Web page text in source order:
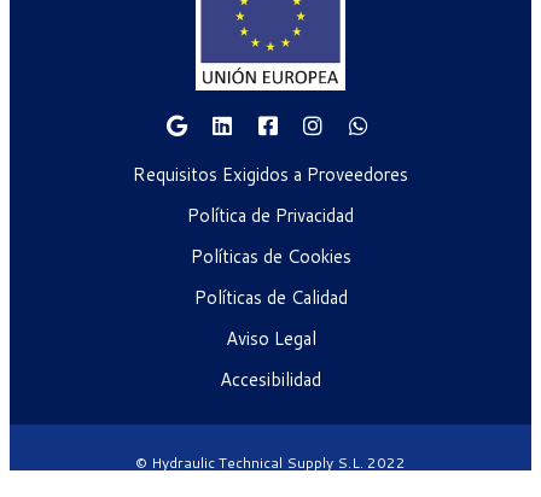
Requisitos Exigidos a Proveedores
Política de Privacidad
Políticas de Cookies
Políticas de Calidad
Aviso Legal
Accesibilidad
© Hydraulic Technical Supply S.L. 2022